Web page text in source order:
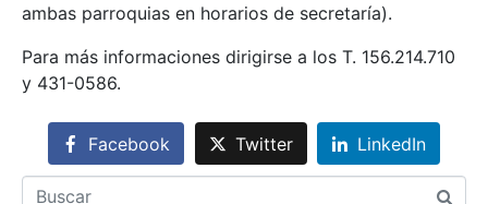
ambas parroquias en horarios de secretaría).
Para más informaciones dirigirse a los T. 156.214.710
y 431-0586.
Facebook Twitter LinkedIn